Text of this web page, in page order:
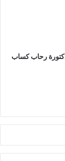
رحاب كساب